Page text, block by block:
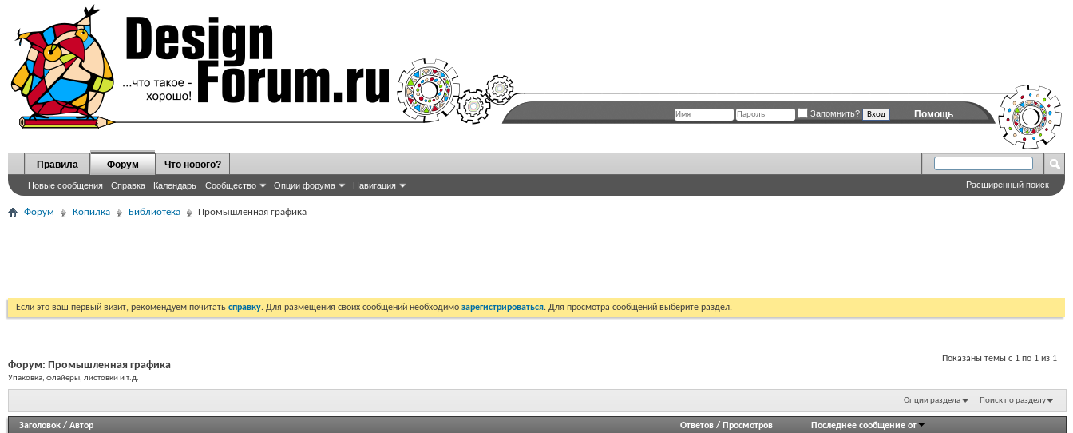
Помощь
Запомнить?
Правила Форум
Новые сообщения Справка Календарь Сообщество Опции форума Навигация
Что нового?
Расширенный поиск
Форум Копилка Библиотека Промышленная графика
Если это ваш первый визит, рекомендуем почитать справку. Для размещения своих сообщений необходимо зарегистрироваться. Для просмотра сообщений выберите раздел.
Показаны темы с 1 по 1 из 1
Форум: Промышленная графика
Упаковка, флайеры, листовки и т.д.
Опции раздела Поиск по разделу
Заголовок / Автор Ответов / Просмотров Последнее сообщение от